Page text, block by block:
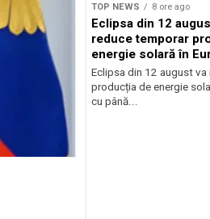
TOP NEWS 8 ore ago
Eclipsa din 12
reduce temporar
energie solară în
Eclipsa din 12 august va
producția de energie
cu până...